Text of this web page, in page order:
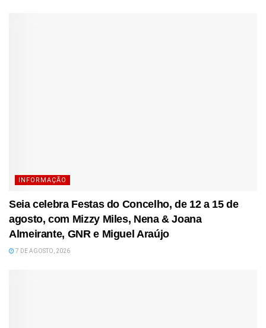
INFORMAÇÃO
Seia celebra Festas do Concelho, de 12 a 15 de
agosto, com Mizzy Miles, Nena & Joana
Almeirante, GNR e Miguel Araújo
7 DE AGOSTO, 2026